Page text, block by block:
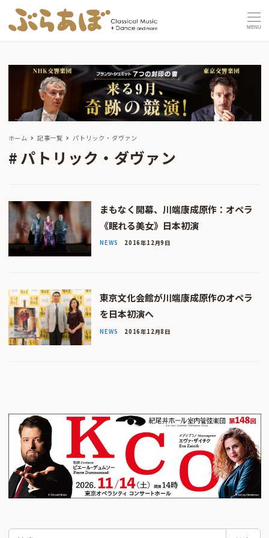
MENU
ホーム 記事一覧 パトリック・ダヴァン
パトリック・ダヴァン
まもなく開幕、川端康成原作：オペラ
《眠れる美女》日本初演
NEWS 2016年12月9日
東京文化会館が川端康成原作のオペラ
を日本初演へ
NEWS 2016年12月8日
検